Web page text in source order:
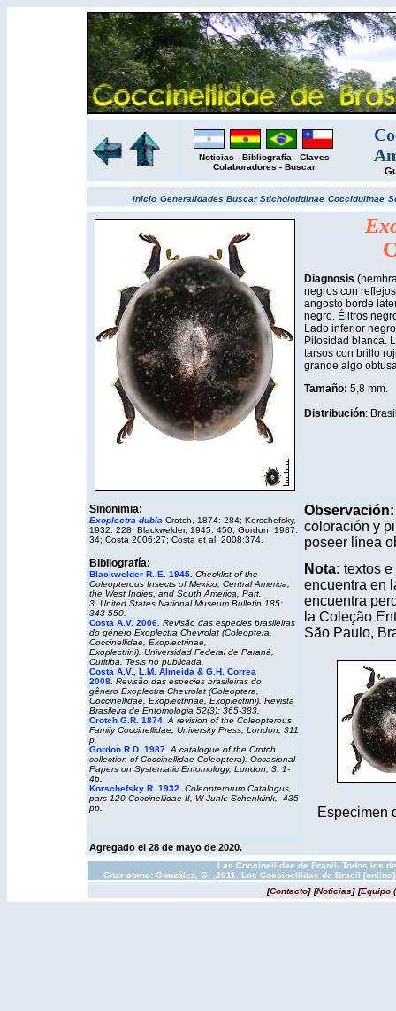
Noticias - Bibliografía - Claves
Colaboradores - Buscar
Inicio Generalidades BuscarSticholotidinae Coccidulinae
Diagnosis
negros con
angosto borde
negro. Élitros
Lado inferior
Pilosidad blanca.
tarsos con brillo
grande algo
Tamaño: 5,8 mm.
Distribución:
Sinonimia:
Exoplectra dubia Crotch, 1874: 284; Korschefsky,
1932: 228; Blackwelder, 1945: 450; Gordon, 1987:
34; Costa 2006:27; Costa et al. 2008:374.
Bibliografía:
Blackwelder R. E. 1945. Checklist of the
Coleopterous Insects of Mexico, Central America,
the West Indies, and South America, Part.
3, United States National Museum Bulletin 185:
343-550.
Costa A.V. 2006. Revisão das especies brasileiras
do gênero Exoplectra Chevrolat (Coleoptera,
Coccinellidae, Exoplectrinae,
Exoplectrini). Universidad Federal de Paraná,
Curitiba. Tesis no publicada.
Costa A.V., L.M. Almeida & G.H. Correa
2008. Revisão das especies brasileiras do
gênero Exoplectra Chevrolat (Coleoptera,
Coccinellidae, Exoplectrinae, Exoplectrini). Revista
Brasileira de Entomologia 52(3): 365-383.
Crotch G.R. 1874. A revision of the Coleopterous
Family Coccinellidae , University Press, London, 311
p.
Gordon R.D. 1987. A catalogue of the Crotch
collection of Coccinellidae Coleoptera). Occasional
Papers on Systematic Entomology, London, 3: 1-
46.
Korschefsky R. 1932.
Coleopterorum Catalogus,
pars 120 Coccinellidae II, W Junk: Schenklink, 435
pp.
coloración y
poseer línea
Nota: textos
encuentra en
encuentra
la Coleção
São Paulo,
Especimen
Agregado el 28 de mayo de 2020.
Las Coccinellidae de Brasil- Todos los
Citar como: González, G. ,2011. Los Coccinellidae de Brasil
[Contacto] [Noticias] [Equipo